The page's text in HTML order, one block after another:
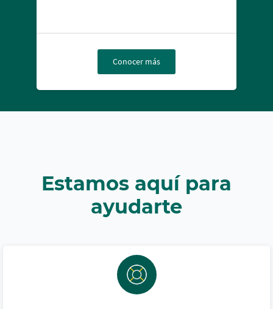
Conocer más
Estamos aquí para
ayudarte